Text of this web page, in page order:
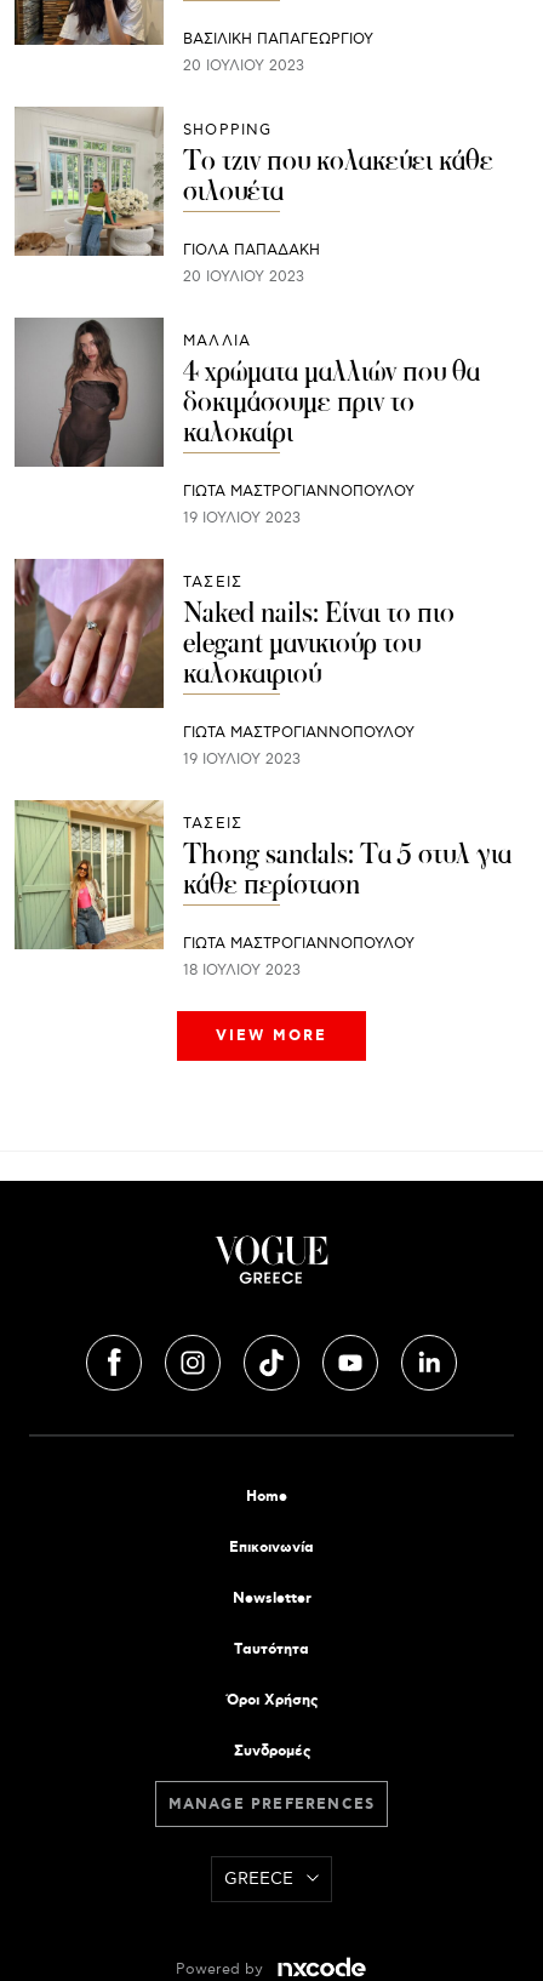
ΒΑΣΙΛΙΚΗ ΠΑΠΑΓΕΩΡΓΙΟΥ
20 ΙΟΥΛΊΟΥ 2023
SHOPPING
Το τζιν που κολακεύει κάθε
σιλουέτα
ΓΙΌΛΑ ΠΑΠΑΔΆΚΗ
20 ΙΟΥΛΊΟΥ 2023
ΜΑΛΛΙΑ
4 χρώματα μαλλιών που θα
δοκιμάσουμε πριν το
καλοκαίρι
ΓΙΩΤΑ ΜΑΣΤΡΟΓΙΑΝΝΟΠΟΥΛΟΥ
19 ΙΟΥΛΊΟΥ 2023
ΤΑΣΕΙΣ
Naked nails: Είναι το πιο
elegant μανικιούρ του
καλοκαιριού
ΓΙΩΤΑ ΜΑΣΤΡΟΓΙΑΝΝΟΠΟΥΛΟΥ
19 ΙΟΥΛΊΟΥ 2023
ΤΑΣΕΙΣ
Thong sandals: Τα 5 στυλ για
κάθε περίσταση
ΓΙΩΤΑ ΜΑΣΤΡΟΓΙΑΝΝΟΠΟΥΛΟΥ
18 ΙΟΥΛΊΟΥ 2023
VIEW MORE
Home
Επικοινωνία
Newsletter
Tαυτότητα
Όροι Χρήσης
Συνδρομές
MANAGE PREFERENCES
GREECE
Powered by